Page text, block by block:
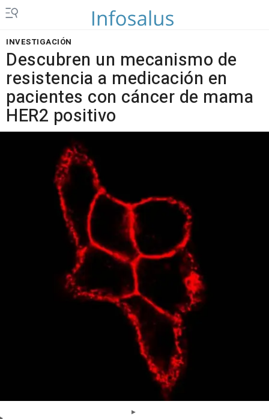
INVESTIGACIÓN
Descubren un mecanismo de
resistencia a medicación en
pacientes con cáncer de mama
HER2 positivo